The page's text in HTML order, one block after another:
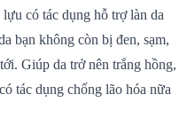
có tác dụng hỗ trợ làn da
bạn không còn bị đen, sạm,
Giúp da trở nên trắng hồng,
tác dụng chống lão hóa nữa